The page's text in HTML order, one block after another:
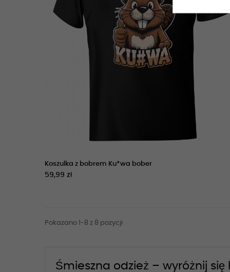
Koszulka z bobrem Ku*wa bober
59,99 zł
Pokazano 1-8 z 8 pozycji
Śmieszna odzież – wyróżnij